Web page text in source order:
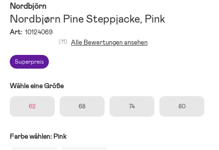
Nordbjörn
Nordbjørn Pine Steppjacke, Pink
Art: 10124069
Superpreis
(11) Alle Bewertungen ansehen
Wähle eine Größe
62 68 74 80
Farbe wählen: Pink